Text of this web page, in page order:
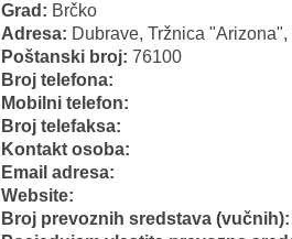
Grad: Brčko
Adresa: Dubrave, Tržnica
Poštanski broj: 76100
Broj telefona:
Mobilni telefon:
Broj telefaksa:
Kontakt osoba:
Email adresa:
Website:
Broj prevoznih sredstava (vučnih):